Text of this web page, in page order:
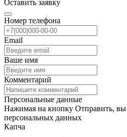
Оставить заявку
Номер телефона
Email
Ваше имя
Комментарий
Персональные данные
Нажимая на кнопку Отправить, вы
персональных данных
Капча